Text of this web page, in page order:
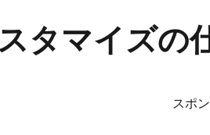
タマイズの
スポ